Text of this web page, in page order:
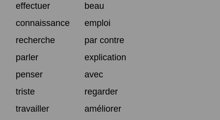
effectuer
beau
connaissance
emploi
recherche
par contre
parler
explication
penser
avec
triste
regarder
travailler
améliorer